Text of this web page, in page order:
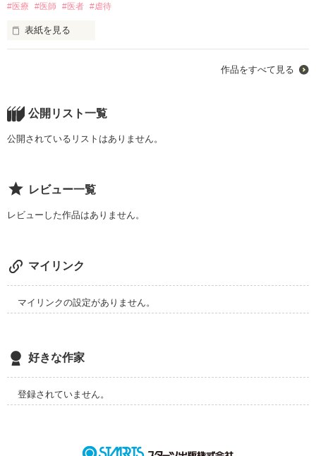
#医療 #医師 #医者 #虐待
表紙を見る
作品をすべて見る
公開リスト一覧
公開されているリストはありません。
レビュー一覧
レビューした作品はありません。
マイリンク
マイリンクの設定がありません。
好きな作家
登録されていません。